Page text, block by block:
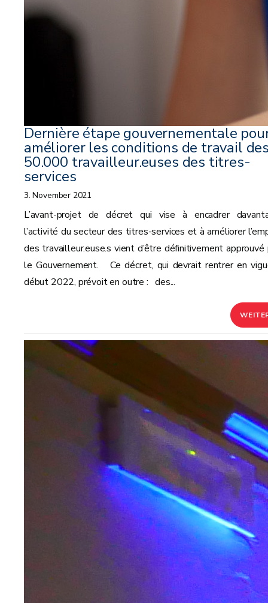
Dernière étape gouvernementale
améliorer les conditions de travail
50.000 travailleur.euses des titres-
services
3. November 2021
L’avant-projet de décret qui vise à encadrer
l’activité du secteur des titres-services et à améliorer
des travailleur.euse.s vient d’être définitivement approuvé
le Gouvernement. Ce décret, qui devrait rentrer en
début 2022, prévoit en outre : des...